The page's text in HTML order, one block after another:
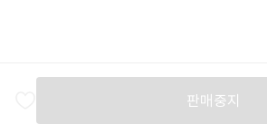
판매중지